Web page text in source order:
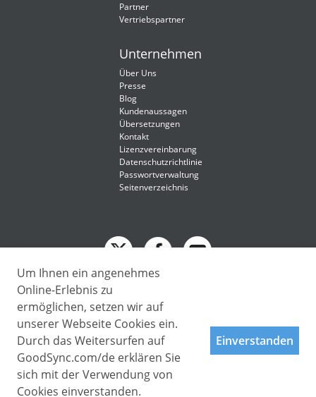
Partner
Vertriebspartner
Unternehmen
Über Uns
Presse
Blog
Kundenaussagen
Übersetzungen
Kontakt
Lizenzvereinbarung
Datenschutzrichtlinie
Passwortverwaltung
Seitenverzeichnis
Deutsch
Español-419
Français
Italiano
Copyright © 2009 - 2026 Siber Systems, Inc. All rights reserved.
3701 Pender Dr, Suite 400, Fairfax, VA 22030
Um Ihnen ein angenehmes
Online-Erlebnis zu
ermöglichen, setzen wir auf
unserer Webseite Cookies ein.
Durch das Weitersurfen auf
GoodSync.com/de erklären Sie
sich mit der Verwendung von
Cookies einverstanden.
Einverstanden